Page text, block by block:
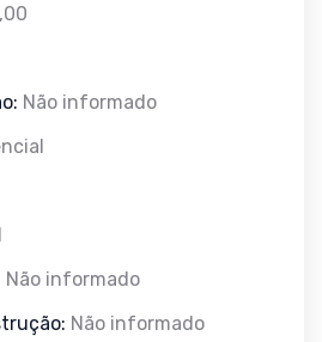
Não informado
Não informado
Não informado